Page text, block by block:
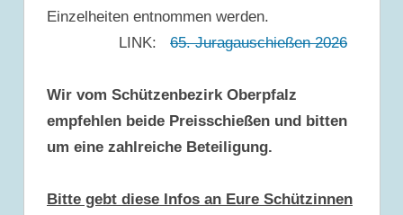
Einzelheiten entnommen werden.
LINK: 65. Juragauschießen 2026
Wir vom Schützenbezirk Oberpfalz
empfehlen beide Preisschießen und bitten
um eine zahlreiche Beteiligung.
Bitte gebt diese Infos an Eure Schützinnen